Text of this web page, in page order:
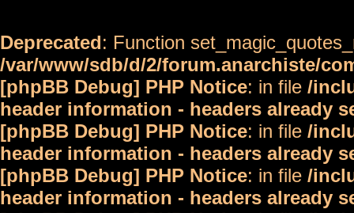
Deprecated: Function
/var/www/sdb/d/2/forum.anarchiste/
[phpBB Debug] PHP Notice: in file /
header information - headers already
[phpBB Debug] PHP Notice: in file /
header information - headers already
[phpBB Debug] PHP Notice: in file /
header information - headers already